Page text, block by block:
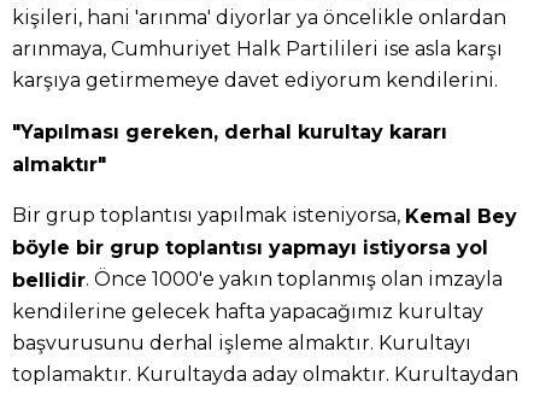
kişileri, hani 'arınma' diyorlar ya öncelikle onlardan
arınmaya, Cumhuriyet Halk Partilileri ise asla karşı
karşıya getirmemeye davet ediyorum kendilerini.
"Yapılması gereken, derhal kurultay kararı
almaktır"
Bir grup toplantısı yapılmak isteniyorsa, Kemal Bey
böyle bir grup toplantısı yapmayı istiyorsa yol
bellidir. Önce 1000'e yakın toplanmış olan imzayla
kendilerine gelecek hafta yapacağımız kurultay
başvurusunu derhal işleme almaktır. Kurultayı
toplamaktır. Kurultayda aday olmaktır. Kurultaydan